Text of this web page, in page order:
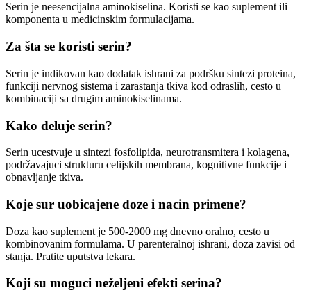
Serin je neesencijalna aminokiselina. Koristi se kao suplement ili
komponenta u medicinskim formulacijama.
Za šta se koristi serin?
Serin je indikovan kao dodatak ishrani za podršku sintezi proteina,
funkciji nervnog sistema i zarastanja tkiva kod odraslih, cesto u
kombinaciji sa drugim aminokiselinama.
Kako deluje serin?
Serin ucestvuje u sintezi fosfolipida, neurotransmitera i kolagena,
podržavajuci strukturu celijskih membrana, kognitivne funkcije i
obnavljanje tkiva.
Koje sur uobicajene doze i nacin primene?
Doza kao suplement je 500-2000 mg dnevno oralno, cesto u
kombinovanim formulama. U parenteralnoj ishrani, doza zavisi od
stanja. Pratite uputstva lekara.
Koji su moguci neželjeni efekti serina?